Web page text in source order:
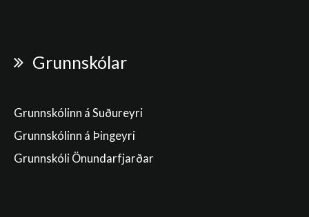
Grunnskólar
Grunnskólinn á Suðureyri
Grunnskólinn á Þingeyri
Grunnskóli Önundarfjarðar